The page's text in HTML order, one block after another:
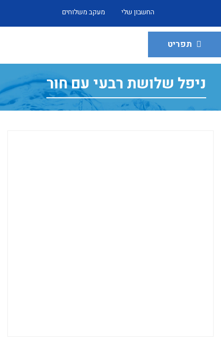
החשבון שלי מעקב משלוחים
ניפל שלושת רבעי עם חור